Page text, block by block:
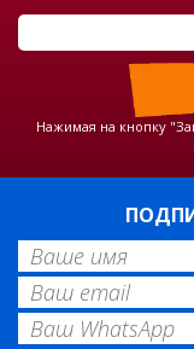
Нажимая на кнопку